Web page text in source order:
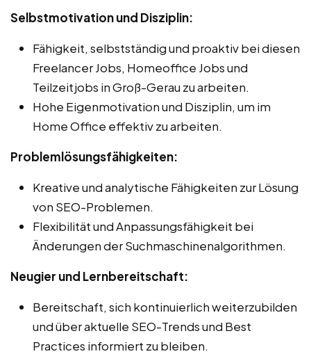
Selbstmotivation und Disziplin:
Fähigkeit, selbstständig und proaktiv bei diesen
Freelancer Jobs, Homeoffice Jobs und
Teilzeitjobs in Groß-Gerau zu arbeiten.
Hohe Eigenmotivation und Disziplin, um im
Home Office effektiv zu arbeiten.
Problemlösungsfähigkeiten:
Kreative und analytische Fähigkeiten zur Lösung
von SEO-Problemen.
Flexibilität und Anpassungsfähigkeit bei
Änderungen der Suchmaschinenalgorithmen.
Neugier und Lernbereitschaft:
Bereitschaft, sich kontinuierlich weiterzubilden
und über aktuelle SEO-Trends und Best
Practices informiert zu bleiben.